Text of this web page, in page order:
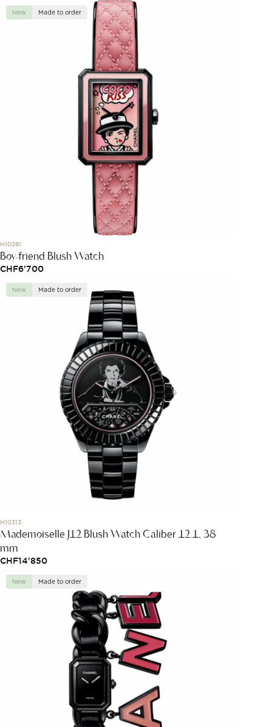
New Made to order
H10281
Boy·friend Blush Watch
CHF6'700
New Made to order
H10313
Mademoiselle J12 Blush Watch Caliber 12.1, 38
mm
CHF14'850
New Made to order